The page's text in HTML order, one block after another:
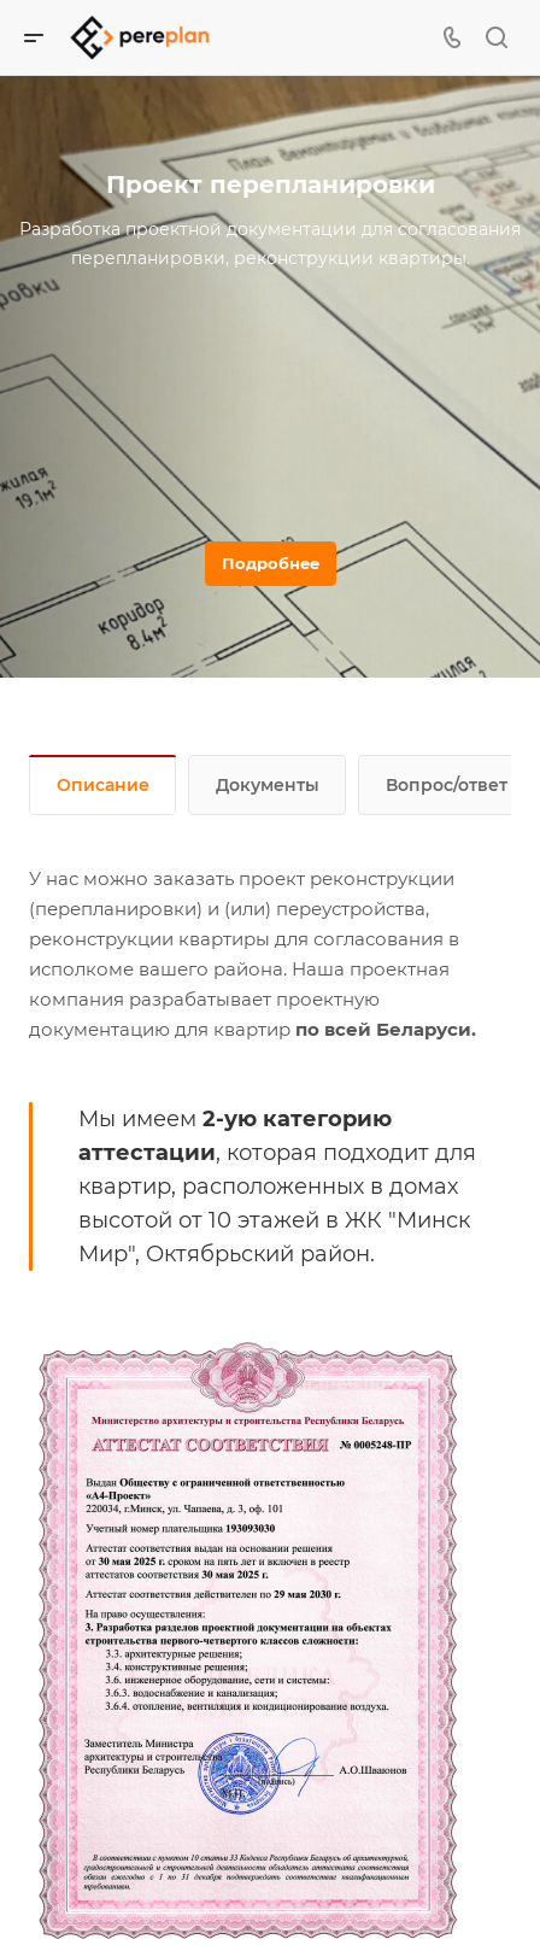
Проект перепланировки
Разработка проектной документации для согласования
перепланировки, реконструкции квартиры.
Подробнее
Описание Документы Вопрос/ответ
У нас можно заказать проект реконструкции
(перепланировки) и (или) переустройства,
реконструкции квартиры для согласования в
исполкоме вашего района. Наша проектная
компания разрабатывает проектную
документацию для квартир по всей Беларуси.
Мы имеем 2-ую категорию
аттестации, которая подходит для
квартир, расположенных в домах
высотой от 10 этажей в ЖК "Минск
Мир", Октябрьский район.